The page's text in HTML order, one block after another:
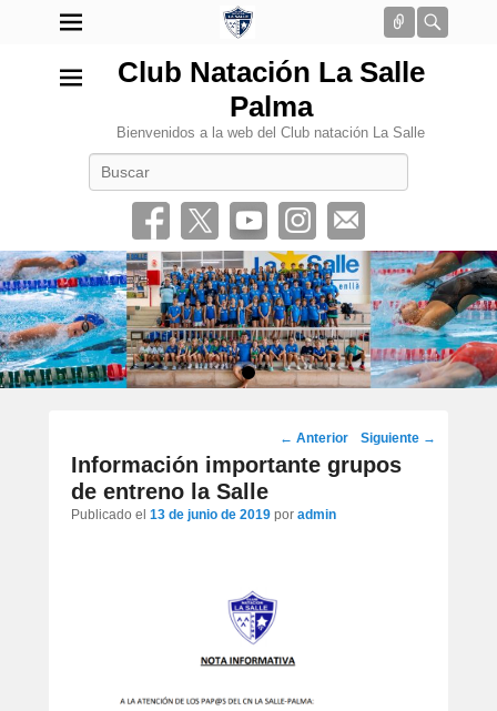
Conectar
Club Natación La Salle
Palma
Bienvenidos a la web del Club natación La Salle
•
Navegación
por
artículos
← Anterior Siguiente →
Información importante grupos
de entreno la Salle
Publicado el 13 de junio de 2019 por admin